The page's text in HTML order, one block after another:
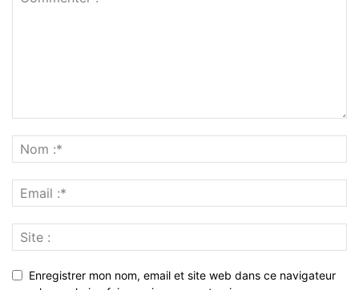
Enregistrer mon nom, email et site web dans ce navigateur